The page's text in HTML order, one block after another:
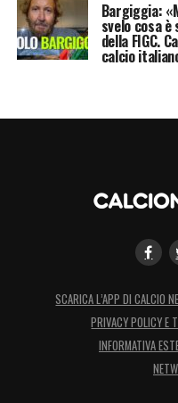
Bargiggia:
svelo cosa
della FIGC.
calcio
SCARICA L’APP DI CALCIO
PRIVACY POLICY E
INFORMATIVA